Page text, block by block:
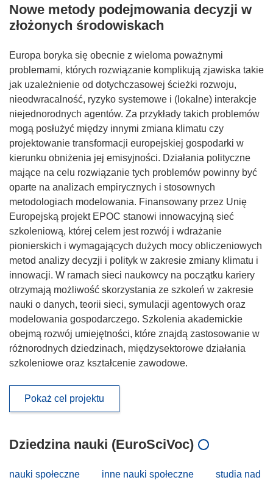
Nowe metody podejmowania decyzji w
złożonych środowiskach
Europa boryka się obecnie z wieloma poważnymi
problemami, których rozwiązanie komplikują zjawiska takie
jak uzależnienie od dotychczasowej ścieżki rozwoju,
nieodwracalność, ryzyko systemowe i (lokalne) interakcje
niejednorodnych agentów. Za przykłady takich problemów
mogą posłużyć między innymi zmiana klimatu czy
projektowanie transformacji europejskiej gospodarki w
kierunku obniżenia jej emisyjności. Działania polityczne
mające na celu rozwiązanie tych problemów powinny być
oparte na analizach empirycznych i stosownych
metodologiach modelowania. Finansowany przez Unię
Europejską projekt EPOC stanowi innowacyjną sieć
szkoleniową, której celem jest rozwój i wdrażanie
pionierskich i wymagających dużych mocy obliczeniowych
metod analizy decyzji i polityk w zakresie zmiany klimatu i
innowacji. W ramach sieci naukowcy na początku kariery
otrzymają możliwość skorzystania ze szkoleń w zakresie
nauki o danych, teorii sieci, symulacji agentowych oraz
modelowania gospodarczego. Szkolenia akademickie
obejmą rozwój umiejętności, które znajdą zastosowanie w
różnorodnych dziedzinach, międzysektorowe działania
szkoleniowe oraz kształcenie zawodowe.
Pokaż cel projektu
Dziedzina nauki (EuroSciVoc)
nauki społeczne inne nauki społeczne
studia nad